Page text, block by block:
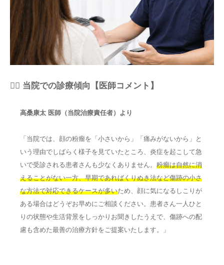
👨‍⚕️ 当院での診療傾向【医師コメント】
高桑康太 医師（当院治療責任者）より
「当院では、顔の粉瘤を「小さいから」「痛みがないから」と
いう理由でしばらく様子を見ていたところ、炎症を起こして急
いで受診される患者さんも少なくありません。 粉瘤は自然に消
えることがない一方、早期であればくりぬき法など傷跡の小さ
な方法で対応できるケースが多いため、顔に気になるしこりが
ある場合はどうぞお早めにご相談ください。患者さん一人ひと
りの状態や生活背景をしっかりお聞きしたうえで、傷跡への配
慮も含めた最善の治療方針をご提案いたします。」